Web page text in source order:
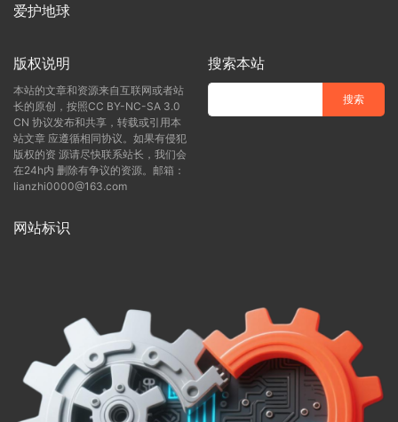
爱护地球
版权说明
本站的文章和资源来自互联网或者站
长的原创，按照CC BY-NC-SA 3.0
CN 协议发布和共享，转载或引用本
站文章 应遵循相同协议。如果有侵犯
版权的资 源请尽快联系站长，我们会
在24h内 删除有争议的资源。邮箱：
lianzhi0000@163.com
搜索本站
网站标识